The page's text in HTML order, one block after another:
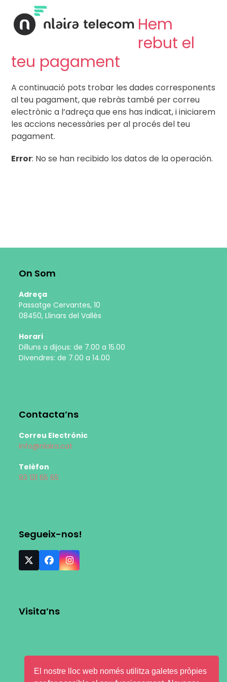
content
Hem
rebut el
teu pagament
A continuació pots trobar les dades corresponents
al teu pagament, que rebràs també per correu
electrònic a l’adreça que ens has indicat, i iniciarem
les accions necessàries per al procés del teu
pagament.
Error: No se han recibido los datos de la operación.
On Som
Adreça
Passatge Cervantes, 10
08450, Llinars del Vallès
Horari
Dilluns a dijous: de 7.00 a 15.00
Divendres: de 7.00 a 14.00
Contacta’ns
Correu Electrònic
info@nlaira.cat
Telèfon
93 131 65 65
Segueix-nos!
Visita’ns
El nostre lloc web només utilitza galetes pròpies